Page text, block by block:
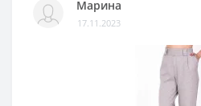
Марина
17.11.2023